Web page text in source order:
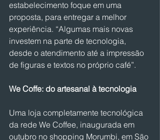
estabelecimento foque em uma
proposta, para entregar a melhor
experiência. “Algumas mais novas
investem na parte de tecnologia,
desde o atendimento até a impressão
de figuras e textos no próprio café”.
We Coffe: do artesanal à tecnologia
Uma loja completamente tecnológica
da rede We Coffee, inaugurada em
outubro no shopping Morumbi, em São